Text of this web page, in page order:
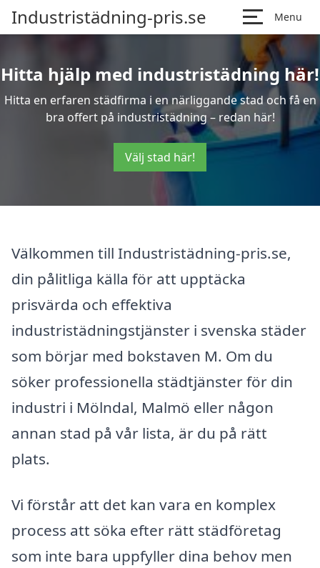
Industristädning-pris.se Menu
Hitta hjälp med industristädning här!
Hitta en erfaren städfirma i en närliggande stad och få en
bra offert på industristädning – redan här!
Välj stad här!
Välkommen till Industristädning-pris.se,
din pålitliga källa för att upptäcka
prisvärda och effektiva
industristädningstjänster i svenska städer
som börjar med bokstaven M. Om du
söker professionella städtjänster för din
industri i Mölndal, Malmö eller någon
annan stad på vår lista, är du på rätt
plats.
Vi förstår att det kan vara en komplex
process att söka efter rätt städföretag
som inte bara uppfyller dina behov men